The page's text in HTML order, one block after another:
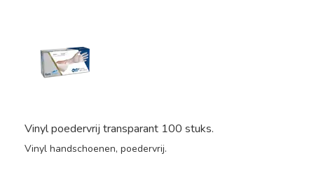
Vinyl poedervrij transparant 100 stuks.
Vinyl handschoenen, poedervrij.